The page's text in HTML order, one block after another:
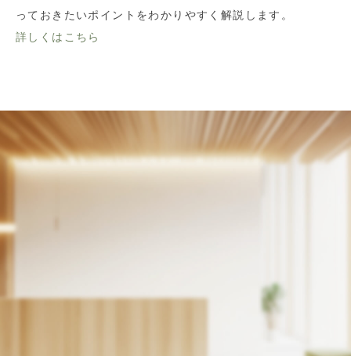
っておきたいポイントをわかりやすく解説します。
詳しくはこちら